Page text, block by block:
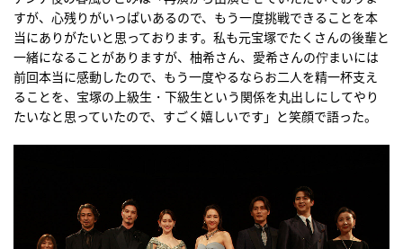
すが、心残りがいっぱいあるので、もう一度挑戦できることを本
当にありがたいと思っております。私も元宝塚でたくさんの後輩と
一緒になることがありますが、柚希さん、愛希さんの佇まいには
前回本当に感動したので、もう一度やるならお二人を精一杯支え
ることを、宝塚の上級生・下級生という関係を丸出しにしてやり
たいなと思っていたので、すごく嬉しいです」と笑顔で語った。